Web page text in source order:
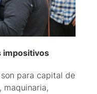
impositivos
para capital de
maquinaria,